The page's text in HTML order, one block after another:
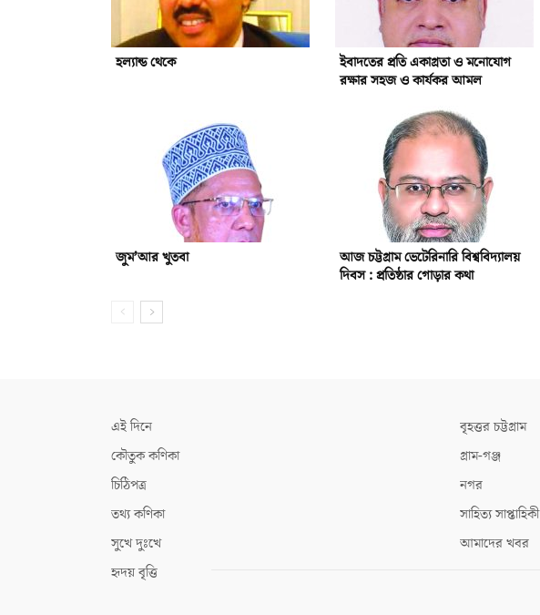
হল্যান্ড থেকে
ইবাদতের প্রতি একাগ্রতা ও মনোযোগ
রক্ষার সহজ ও কার্যকর আমল
জুম’আর খুতবা
আজ চট্টগ্রাম ভেটেরিনারি বিশ্ববিদ্যালয়
দিবস : প্রতিষ্ঠার গোড়ার কথা
এই দিনে
কৌতুক কণিকা
চিঠিপত্র
তথ্য কণিকা
সুখে দুঃখে
হৃদয় বৃত্তি
বৃহত্তর চট্টগ্রাম
গ্রাম-গঞ্জ
নগর
সাহিত্য সাপ্তাহিকী
আমাদের খবর